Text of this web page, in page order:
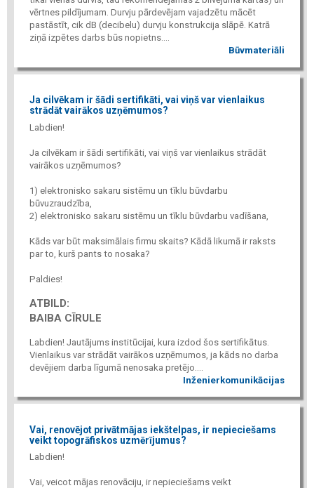
vērtnes pildījumam. Durvju pārdevējam vajadzētu mācēt
pastāstīt, cik dB (decibelu) durvju konstrukcija slāpē. Katrā
ziņā izpētes darbs būs nopietns....
Būvmateriāli
Ja cilvēkam ir šādi sertifikāti, vai viņš var vienlaikus
strādāt vairākos uzņēmumos?
Labdien!
Ja cilvēkam ir šādi sertifikāti, vai viņš var vienlaikus strādāt
vairākos uzņēmumos?
1) elektronisko sakaru sistēmu un tīklu būvdarbu
būvuzraudzība,
2) elektronisko sakaru sistēmu un tīklu būvdarbu vadīšana,
Kāds var būt maksimālais firmu skaits? Kādā likumā ir raksts
par to, kurš pants to nosaka?
Paldies!
ATBILD:
BAIBA CĪRULE
Labdien! Jautājums institūcijai, kura izdod šos sertifikātus.
Vienlaikus var strādāt vairākos uzņēmumos, ja kāds no darba
devējiem darba līgumā nenosaka pretējo....
Inženierkomunikācijas
Vai, renovējot privātmājas iekštelpas, ir nepieciešams
veikt topogrāfiskos uzmērījumus?
Labdien!
Vai, veicot mājas renovāciju, ir nepieciešams veikt